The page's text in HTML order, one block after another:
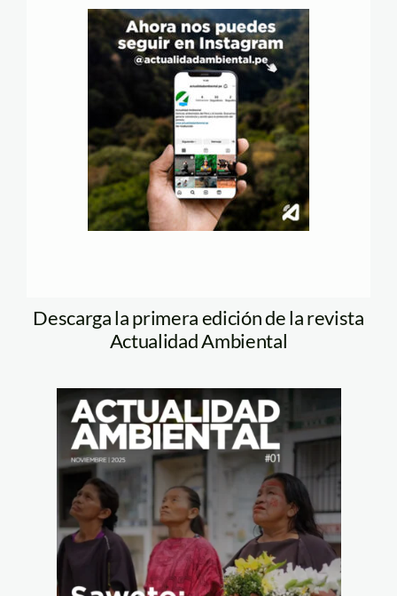
Descarga la primera edición de la revista
Actualidad Ambiental